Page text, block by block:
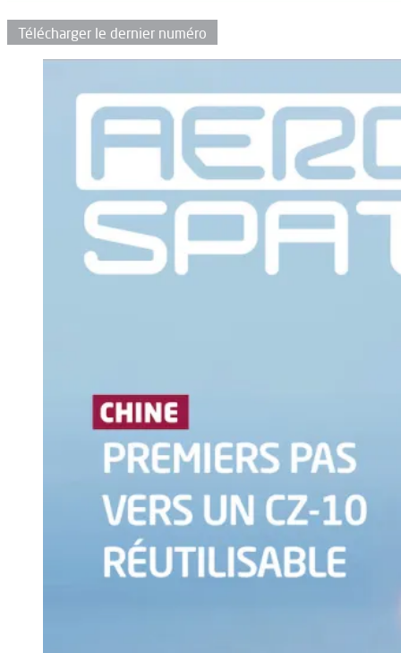
Télécharger le dernier numéro